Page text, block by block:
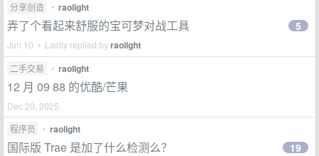
分享创造 • raolight
弄了个看起来舒服的宝可梦对战工具
Jun 10 • Lastly replied byraolight
5
二手交易 • raolight
12 月 09 88 的优酷/芒果
Dec 20, 2025
程序员
• raolight
国际版 Trae 是加了什么检测么？ 19